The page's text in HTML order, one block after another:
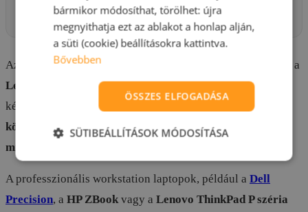
Fujitsu Lifebookmodellek
Az ultra prémium üzleti laptopok, például a
vagy a
Lenovo ThinkPad X1 Carbon, már teljesen más szintet
képviselnek. Ezek ára újonnan gyakran
1 millió forint
környékén indul, és komolyabb felszereltségnél akár
millió forintig
A professzionális workstation laptopok, például a Dell
Precision, a HP ZBookvagy a Lenovo ThinkPad P széria
bármikor módosíthat, törölhet: újra
megnyithatja ezt az ablakot a honlap alján,
a süti (cookie) beállításokra kattintva.
Bővebben
ÖSSZES ELFOGADÁSA
SÜTIBEÁLLÍTÁSOK MÓDOSÍTÁSA